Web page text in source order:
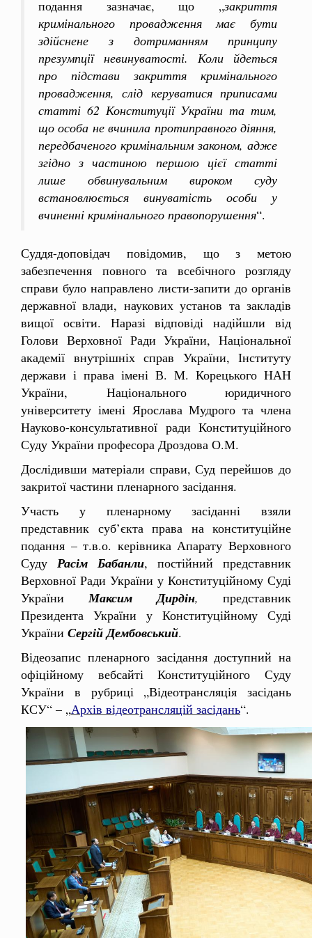
подання зазначає, що „закриття
кримінального провадження має бути
здійснене з дотриманням принципу
презумпції невинуватості. Коли йдеться
про підстави закриття кримінального
провадження, слід керуватися приписами
статті 62 Конституції України та тим,
що особа не вчинила протиправного діяння,
передбаченого кримінальним законом, адже
згідно з частиною першою цієї статті
лише обвинувальним вироком суду
встановлюється винуватість особи у
вчиненні кримінального правопорушення“.
Суддя-доповідач повідомив, що з метою
забезпечення повного та всебічного розгляду
справи було направлено листи-запити до органів
державної влади, наукових установ та закладів
вищої освіти. Наразі відповіді надійшли від
Голови Верховної Ради України, Національної
академії внутрішніх справ України, Інституту
держави і права імені В. М. Корецького НАН
України, Національного юридичного
університету імені Ярослава Мудрого та члена
Науково-консультативної ради Конституційного
Суду України професора Дроздова О.М.
Дослідивши матеріали справи, Суд перейшов до
закритої частини пленарного засідання.
Участь у пленарному засіданні взяли
представник суб’єкта права на конституційне
подання – т.в.о. керівника Апарату Верховного
Суду Расім Бабанли, постійний представник
Верховної Ради України у Конституційному Суді
України Максим Дирдін, представник
Президента України у Конституційному Суді
України Сергій Дембовський.
Відеозапис пленарного засідання доступний на
офіційному вебсайті Конституційного Суду
України в рубриці „Відеотрансляція засідань
КСУ“ – „Архів відеотрансляцій засідань“.